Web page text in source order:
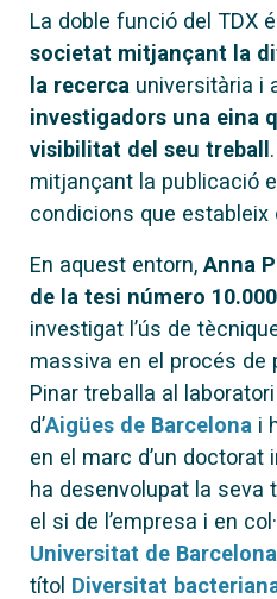
La doble funció del TDX
societat mitjançant la
la recerca universitària i
investigadors una eina
visibilitat del seu treball
mitjançant la publicació
condicions que estableix
En aquest entorn, Anna
de la tesi número
investigat l’ús de
massiva en el procés de
Pinar treballa al
d’Aigües de Barcelona i
en el marc d’un doctorat
ha desenvolupat la seva
el si de l’empresa i en
Universitat de Barcelona
títol Diversitat